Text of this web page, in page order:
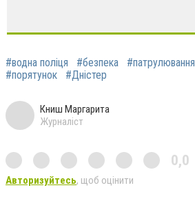
#водна поліця #безпека #патрулювання
#порятунок
#Дністер
Книш Маргарита
Журналіст
0,0
Авторизуйтесь, щоб оцінити